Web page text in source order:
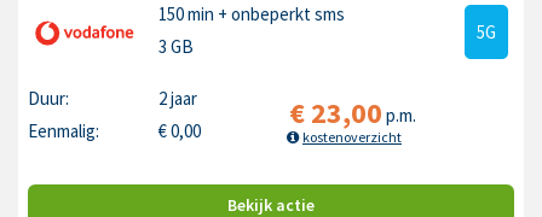
150 min + onbeperkt sms
3 GB
5G
Duur:
2 jaar
Eenmalig:
€0,00 €23,00 p.m.
kostenoverzicht
Bekijk actie